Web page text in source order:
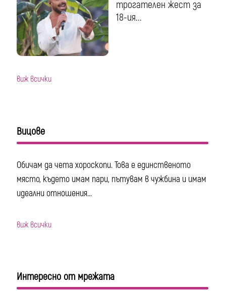
трогателен жест за
18-ия...
виж всички
Вицове
Обичам да чета хороскопи. Това е единственото
място, където имам пари, пътувам в чужбина и имам
идеални отношения...
виж всички
Интересно от мрежата